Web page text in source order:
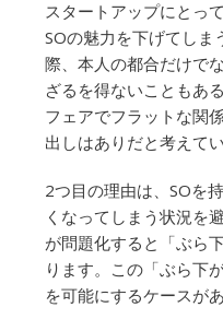
スタートアップにとっ
SOの魅力を下げてしま
際、本人の都合だけで
ざるを得ないこともあ
フェアでフラットな関
出しはありだと考えてい
2つ目の理由は、SOを
くなってしまう状況を
が問題化すると「ぶら
ります。この「ぶら下
を可能にするケースがあ